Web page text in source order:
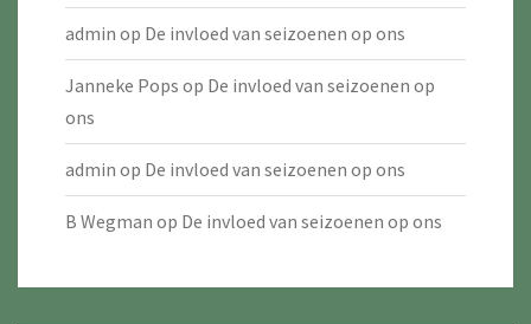
admin op De invloed van seizoenen op ons
Janneke Pops op De invloed van seizoenen op
ons
admin op De invloed van seizoenen op ons
B Wegman op De invloed van seizoenen op ons